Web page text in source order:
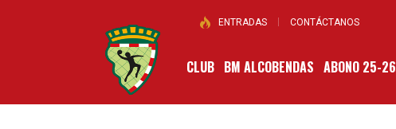
ENTRADAS CONTÁCTANOS
CLUB BM ALCOBENDAS ABONO 25-26